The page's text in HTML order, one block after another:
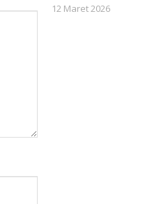
12 Maret 2026